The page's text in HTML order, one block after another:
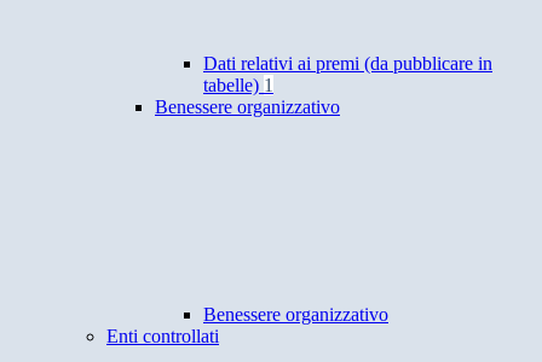
Dati relativi ai premi (da pubblicare in
tabelle) 1
Benessere organizzativo
Benessere organizzativo
Enti controllati